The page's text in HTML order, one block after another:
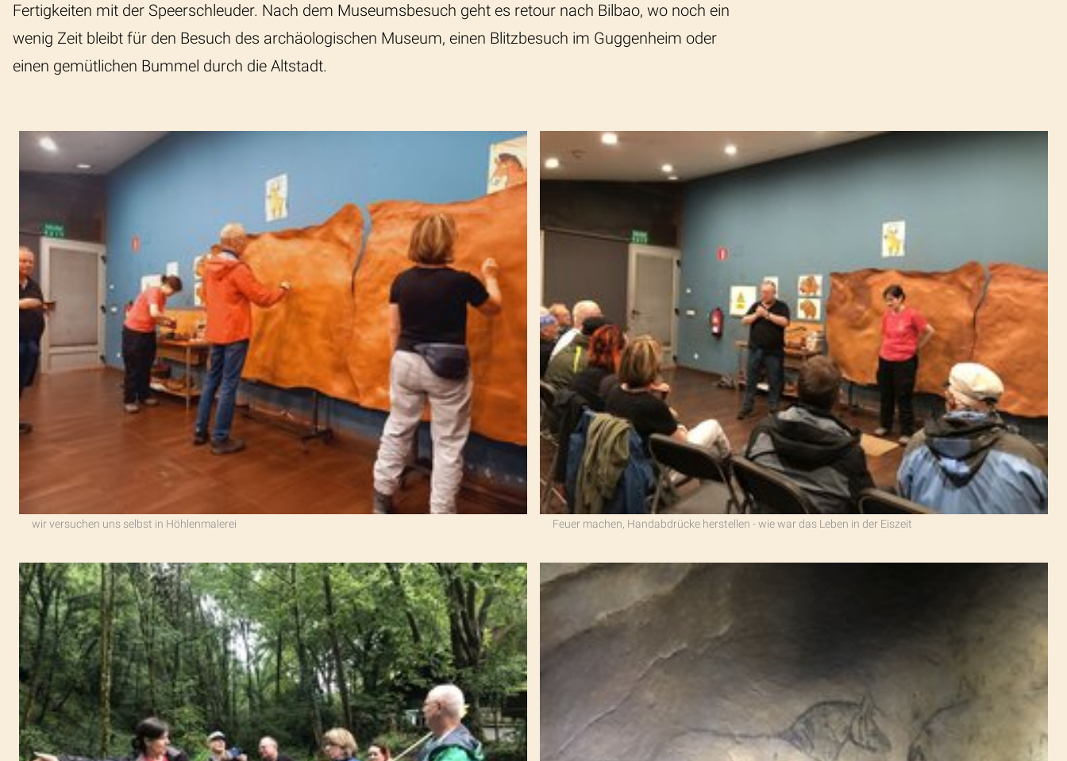
Fertigkeiten mit der Speerschleuder. Nach dem Museumsbesuch geht es retour nach Bilbao, wo noch ein
wenig Zeit bleibt für den Besuch des archäologischen Museum, einen Blitzbesuch im Guggenheim oder
einen gemütlichen Bummel durch die Altstadt.
wir versuchen uns selbst in Höhlenmalerei Feuer machen, Handabdrücke herstellen - wie war das Leben in der Eiszeit